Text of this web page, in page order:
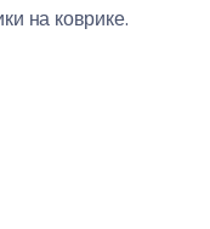
на коврике.